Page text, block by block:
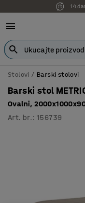
14
Stolovi Barski stolovi
Barski stol
Ovalni,
Art. br. :156739